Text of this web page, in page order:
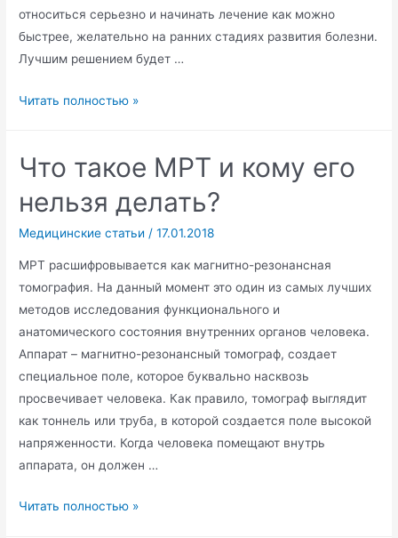
относиться серьезно и начинать лечение как можно
быстрее, желательно на ранних стадиях развития болезни.
Лучшим решением будет …
Лечение
суставов
Читать полностью »
Что такое МРТ и кому его
нельзя делать?
Медицинские статьи /17.01.2018
МРТ расшифровывается как магнитно-резонансная
томография. На данный момент это один из самых лучших
методов исследования функционального и
анатомического состояния внутренних органов человека.
Аппарат – магнитно-резонансный томограф, создает
специальное поле, которое буквально насквозь
просвечивает человека. Как правило, томограф выглядит
как тоннель или труба, в которой создается поле высокой
напряженности. Когда человека помещают внутрь
аппарата, он должен …
Что
Читать полностью »